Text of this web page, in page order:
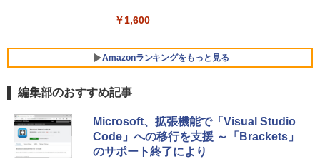
Core i5/16GB/SSD 512GB/ホワイト) FM
VWK3E15W_AZ
￥119,800
￥1,600
Amazonランキングをもっと見る
生成AIパスポート公式テキスト 第４版
￥1,766
Amazon Kindle Paperwhite (16GB) 7イ
ンチディスプレイ、色調調節ライト、12
週間持続バッテリー、広告なし、ブラッ
ク
編集部のおすすめ記事
Microsoft、拡張機能で「Visual Studio
Code」への移行を支援 ～「Brackets」
のサポート終了により